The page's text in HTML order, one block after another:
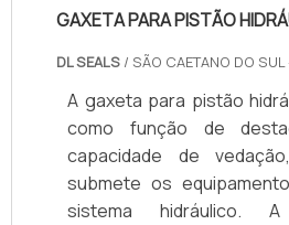
GAXETA PARA PISTÃO
DL SEALS / SÃO CAETANO DO SUL
A gaxeta para pistão
como função de
capacidade de
submete os
sistema hidráulico.